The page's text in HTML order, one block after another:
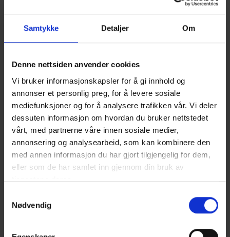
Samtykke Detaljer Om
Denne nettsiden anvender cookies
Vi bruker informasjonskapsler for å gi innhold og
annonser et personlig preg, for å levere sosiale
mediefunksjoner og for å analysere trafikken vår. Vi deler
dessuten informasjon om hvordan du bruker nettstedet
vårt, med partnerne våre innen sosiale medier,
annonsering og analysearbeid, som kan kombinere den
med annen informasjon du har gjort tilgjengelig for dem,
eller som de har samlet inn gjennom din bruk av
tjenestene deres.
Nødvendig
Et illustrasjonsfoto for LNF-område.
Bygge bolig i LNF-område
Hvis man skal kunne bygge bolig på denne LNF-
tomten i fremtiden, må man starte opp en prosess
med å endre området fra «grønt til gult» Første
stopp på denne reisen, er å melde inn et ønske om
å få avsatt LNF-området til boligformål i
forbindelse med rulleringen av kommuneplanen.
Denne muligheten kommer vanligvis hvert fjerde
kjenne til kommunens boligbehov, forstå de